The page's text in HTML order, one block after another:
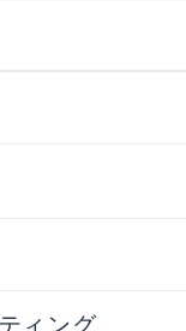
ィング